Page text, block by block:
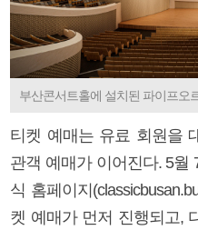
부산콘서트홀에 설치된 파이프오
티켓 예매는 유료 회원을
관객 예매가 이어진다. 5월
식 홈페이지
켓 예매가 먼저 진행되고,